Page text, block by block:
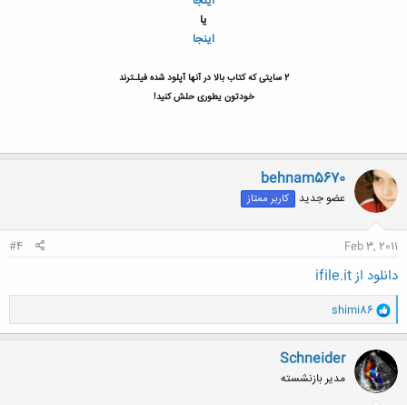
یا
اینجا
2 سایتی که کتاب بالا در آنها آپلود شده فیلـترند
خودتون یطوری حلش کنید!
behnam5670
عضو جدید کاربر ممتاز
Feb 3, 2011
#4
دانلود از ifile.it
و
ا
ک
ن
ش
ه
ا
shimi86
Schneider
مدیر بازنشسته